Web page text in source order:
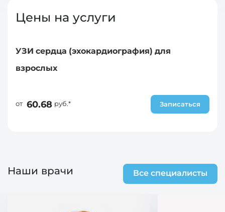
Цены на услуги
УЗИ сердца (эхокардиография) для
взрослых
от 60.68 руб.* Записаться
Наши врачи Все специалисты